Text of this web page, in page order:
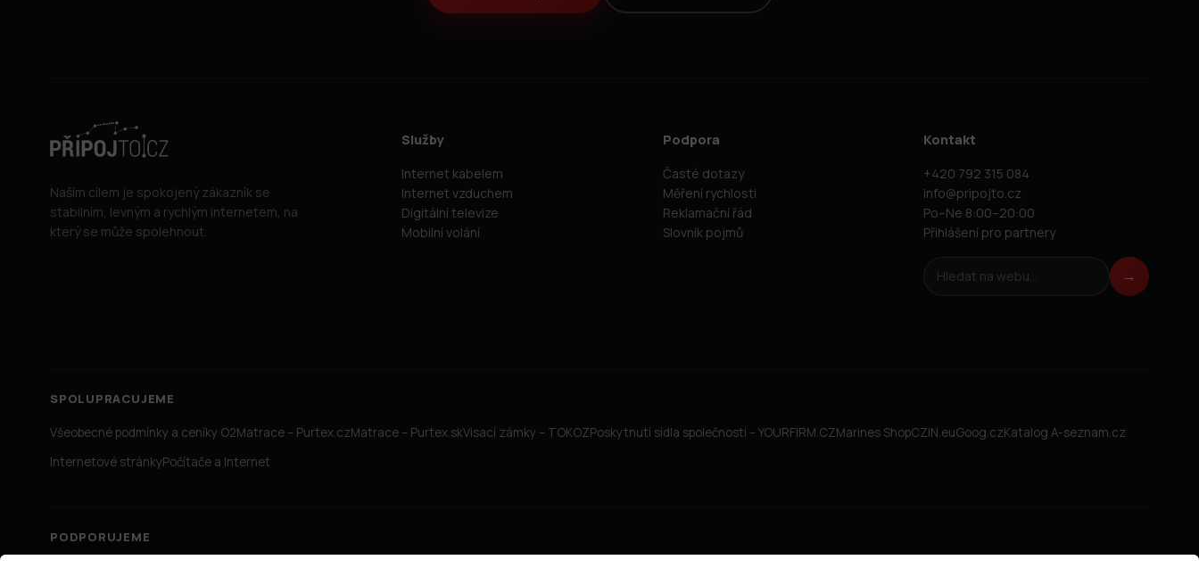
Naším cílem je spokojený zákazník se
stabilním, levným a rychlým internetem, na
který se může spolehnout.
Služby
Internet kabelem
Internet vzduchem
Digitální televize
Mobilní volání
Podpora
Časté dotazy
Měření rychlosti
Reklamační řád
Slovník pojmů
Kontakt
+420 792 315 084
info@pripojto.cz
Po–Ne 8:00–20:00
Přihlášení pro partnery
Hledat na webu →
SPOLUPRACUJEME
Všeobecné podmínky a ceníky O2Matrace – Purtex.czMatrace – Purtex.skVisací zámky – TOKOZPoskytnutí sídla společnosti – YOURFIRM.CZMarines ShopCZIN.euGoog.czKatalog A-seznam.cz
Internetové stránkyPočítače a Internet
PODPORUJEME